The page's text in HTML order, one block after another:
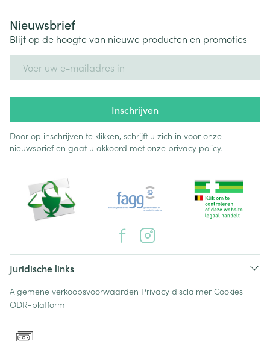
Nieuwsbrief
Blijf op de hoogte van nieuwe producten en promoties
Inschrijven
Door op inschrijven te klikken, schrijft u zich in voor onze
nieuwsbrief en gaat u akkoord met onze privacy policy.
Juridische links
Algemene verkoopsvoorwaarden Privacy disclaimer Cookies
ODR-platform